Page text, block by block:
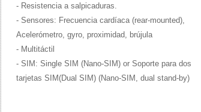
- Resistencia a salpicaduras.
- Sensores: Frecuencia cardíaca (rear-mounted),
Acelerómetro, gyro, proximidad, brújula
- Multitáctil
- SIM: Single SIM (Nano-SIM) or Soporte para dos
tarjetas SIM(Dual SIM) (Nano-SIM, dual stand-by)